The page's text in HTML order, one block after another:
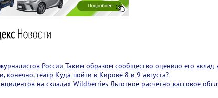
России Таким образом сообщество оценило его
конечно, театр Куда пойти в Кирове 8 и 9 августа?
на складах Wildberries Льготное расчётно-кассовое